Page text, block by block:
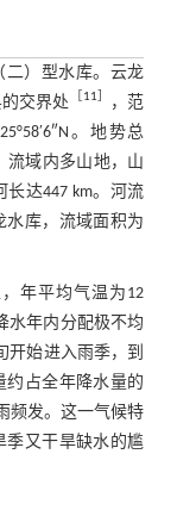
二）型水库。云龙
交界处
［11］
，范
。地势总
流域内多山地，山
达447 km。河流
水库，流域面积为
年平均气温为12
水年内分配极不均
开始进入雨季，到
约占全年降水量的
频发。这一气候特
季又干旱缺水的尴